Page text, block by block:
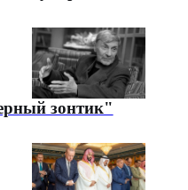
зонтик"